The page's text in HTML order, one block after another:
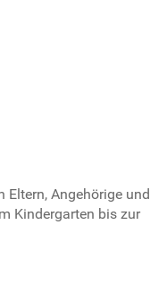
Eltern, Angehörige und
Kindergarten bis zur